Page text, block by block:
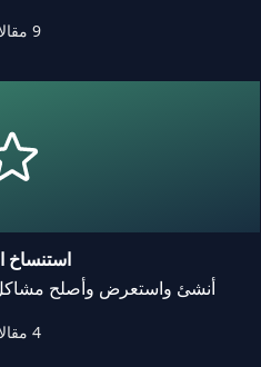
9 مقالات
استنساخ
أنشئ واستعرض وأصلح
4 مقالات